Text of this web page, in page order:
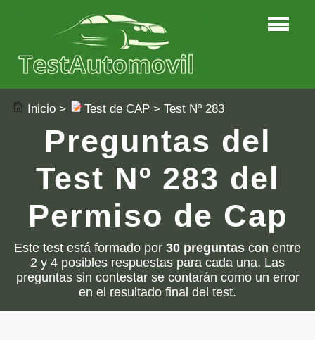
Inicio > Test de CAP > Test Nº 283
Preguntas del
Test Nº 283 del
Permiso de Cap
Este test está formado por 30 preguntas con entre
2 y 4 posibles respuestas para cada una. Las
preguntas sin contestar se contarán como un error
en el resultado final del test.